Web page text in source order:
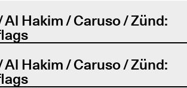
Al Hakim / Caruso / Zünd:
Al Hakim / Caruso / Zünd: